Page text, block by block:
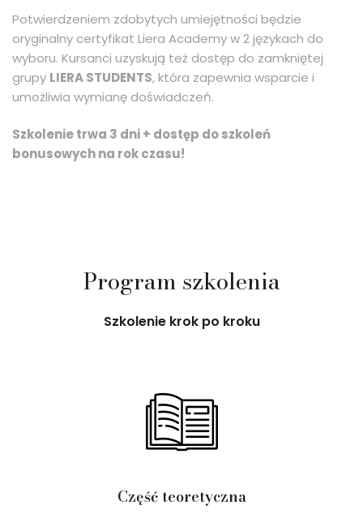
Potwierdzeniem zdobytych umiejętności będzie
oryginalny certyfikat Liera Academy w 2 językach do
wyboru. Kursanci uzyskują też dostęp do zamkniętej
grupy LIERA STUDENTS, która zapewnia wsparcie i
umożliwia wymianę doświadczeń.
Szkolenie trwa 3 dni + dostęp do szkoleń
bonusowych na rok czasu!
Program szkolenia
Szkolenie krok po kroku
Część teoretyczna